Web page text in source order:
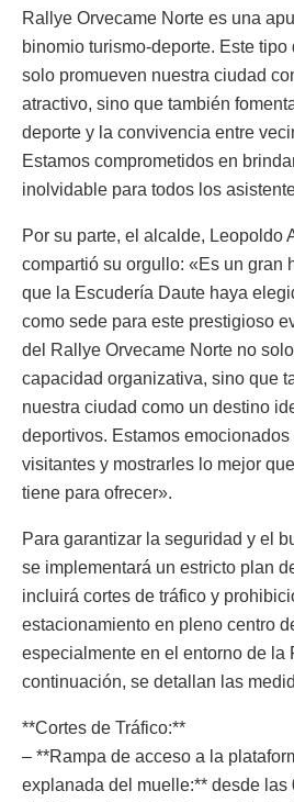
Rallye Orvecame Norte es una
binomio turismo-deporte. Este
solo promueven nuestra ciudad
atractivo, sino que también
deporte y la convivencia entre
Estamos comprometidos en
inolvidable para todos los
Por su parte, el alcalde, Leopoldo
compartió su orgullo: «Es un gran
que la Escudería Daute haya
como sede para este prestigioso
del Rallye Orvecame Norte no
capacidad organizativa, sino que
nuestra ciudad como un destino
deportivos. Estamos
visitantes y mostrarles lo mejor
tiene para ofrecer».
Para garantizar la seguridad y el
se implementará un estricto plan
incluirá cortes de tráfico y
estacionamiento en pleno centro
especialmente en el entorno de la
continuación, se detallan las
**Cortes de Tráfico:**
– **Rampa de acceso a la
explanada del muelle:** desde las